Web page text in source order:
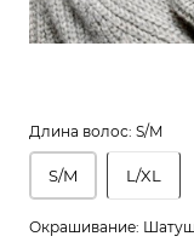
Длина волос: S/M
S/M L/XL
Окрашивание: